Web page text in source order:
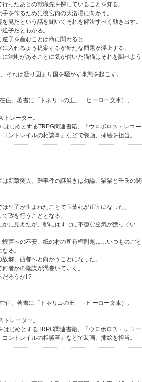
ったあとの就職先を探していることを知る。
を作るために後宮内の大浴場に向かう。
見たという話を聞いてそれを解決すべく動き出す。
子だとわかる。
子を産むことは命に関わると、
入れるよう提案するが新たな問題が浮上する。
法則があることに気が付いた猫猫はそれを調べよう
それは凝り固まり国を騒がす事態を起こす。
住。著書に「トネリコの王」（ヒーロー文庫）。
レーター。
はじめとするTRPG関連書籍、『ウロボロス・レコー
ントレイルの相談事』などで装画、挿絵を担当。
新章突入。難事件の謎解きは勿論、猫猫と壬氏の関
皇子が生まれたことで玉葉妃が正室になった。
政を行うこととなる。
に見えたが、都にはすでに不穏な空気が漂ってい
蝗害への不安、紙の村の所有権問題……いつものごと
る。
郷、西都へと向かうことになった。
者かの陰謀が渦巻いていく。
だろうか! ?
住。著書に「トネリコの王」（ヒーロー文庫）。
レーター。
はじめとするTRPG関連書籍、『ウロボロス・レコー
ントレイルの相談事』などで装画、挿絵を担当。